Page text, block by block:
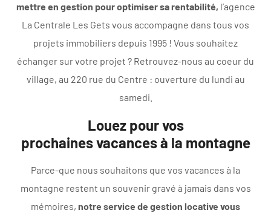
mettre en gestion pour optimiser sa rentabilité, l’agence
La Centrale Les Gets vous accompagne dans tous vos
projets immobiliers depuis 1995 ! Vous souhaitez
échanger sur votre projet ? Retrouvez-nous au coeur du
village, au 220 rue du Centre : ouverture du lundi au
samedi.
Louez pour vos
prochaines vacances à la montagne
Parce-que nous souhaitons que vos vacances à la
montagne restent un souvenir gravé à jamais dans vos
mémoires, notre service de gestion locative vous